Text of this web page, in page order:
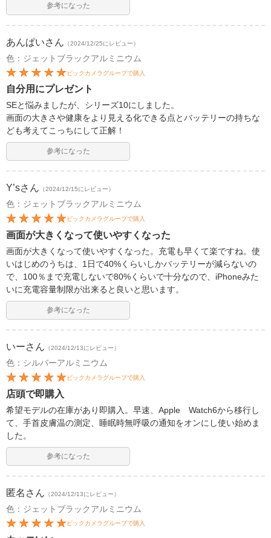
参考になった
あんぱいさん （2024/12/25にレビュー）
色：ジェットブラックアルミニウム
ビックカメラグループで購入
自分用にプレゼント
SEと悩みましたが、シリーズ10にしました。
画面の大きさや健康をより見える化できる点とバッテリーの持ちな
ども考えてこっちにして正解！
参考になった
Y’sさん （2024/12/15にレビュー）
色：ジェットブラックアルミニウム
ビックカメラグループで購入
画面が大きくなって使いやすくなった
画面が大きくなって使いやすくなった。充電も早くて楽ですね。使
いはじめのうちは、1日で40%くらいしかバッテリーが減らないの
で、100％まで充電しないで80%くらいで十分なので、iPhoneみた
いに充電容量制限が出来ると良いと思います。
参考になった
いーさん （2024/12/13にレビュー）
色：シルバーアルミニウム
ビックカメラグループで購入
店頭で即購入
希望モデルの在庫があり即購入。早速、Apple Watch6から移行し
て、手首皮膚温の測定、睡眠時無呼吸の通知をオンにし使い始めま
した。
参考になった
匿名 さん （2024/12/13にレビュー）
色：ジェットブラックアルミニウム
ビックカメラグループで購入